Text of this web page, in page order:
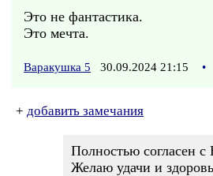
Это не фантастика.
Это мечта.
Варакушка 5 30.09.2024 21:15 •
+ добавить замечания
Полностью согласен
Желаю удачи и